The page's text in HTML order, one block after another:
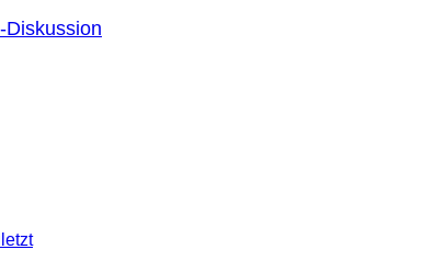
Diskussion